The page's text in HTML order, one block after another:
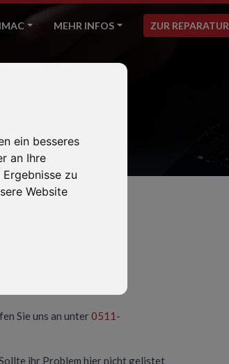
ein besseres
an Ihre
zu
Website
MEHR INFOS ZUR REPARATUR
Sie uns an unter0511-
ihr Problem hier nicht gelistet